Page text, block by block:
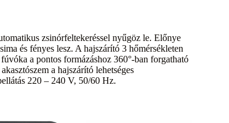
zsinórfeltekeréssel nyűgöz le. Előnye
és fényes lesz. A hajszárító 3 hőmérsékleten
a pontos formázáshoz 360°-ban forgatható
a hajszárító lehetséges
220 – 240 V, 50/60 Hz.